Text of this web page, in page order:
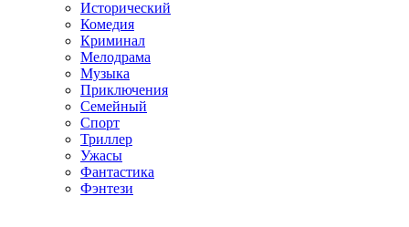
Исторический
Комедия
Криминал
Мелодрама
Музыка
Приключения
Семейный
Спорт
Триллер
Ужасы
Фантастика
Фэнтези